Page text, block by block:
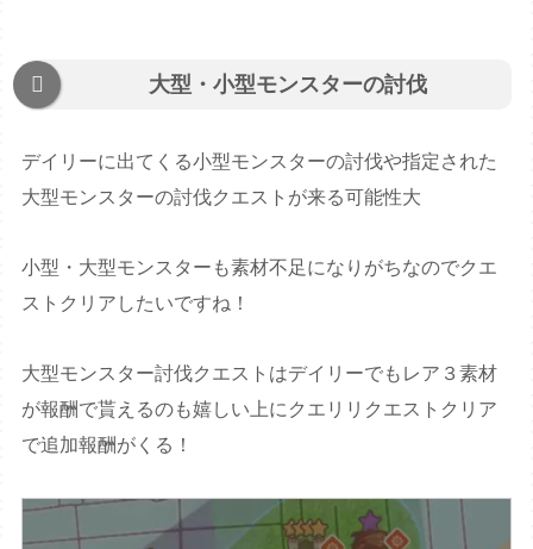
大型・小型モンスターの討伐
デイリーに出てくる小型モンスターの討伐や指定された
大型モンスターの討伐クエストが来る可能性大
小型・大型モンスターも素材不足になりがちなのでクエ
ストクリアしたいですね！
大型モンスター討伐クエストはデイリーでもレア３素材
が報酬で貰えるのも嬉しい上にクエリリクエストクリア
で追加報酬がくる！